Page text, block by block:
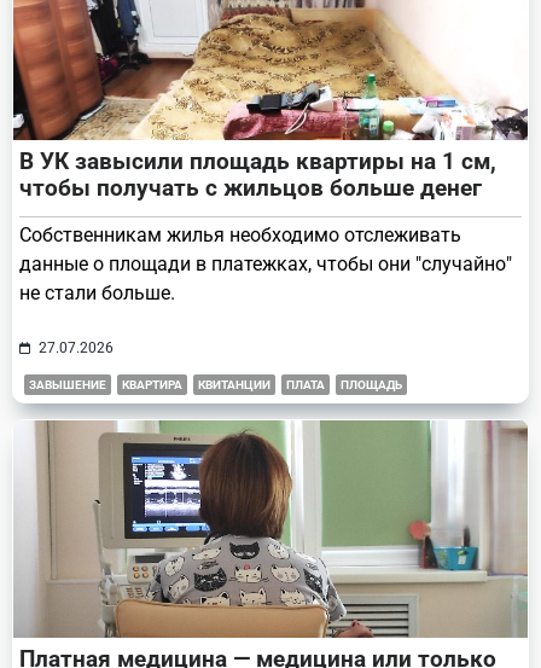
В УК завысили площадь квартиры на 1 см,
чтобы получать с жильцов больше денег
Собственникам жилья необходимо отслеживать
данные о площади в платежках, чтобы они "случайно"
не стали больше.
27.07.2026
ЗАВЫШЕНИЕ КВАРТИРА КВИТАНЦИИ ПЛАТА ПЛОЩАДЬ
Платная медицина — медицина или только